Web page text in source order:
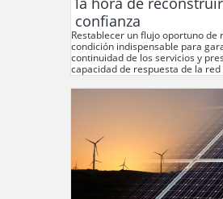
confianza
Restablecer un flujo oportuno de
condición indispensable para
continuidad de los servicios y
capacidad de respuesta de la